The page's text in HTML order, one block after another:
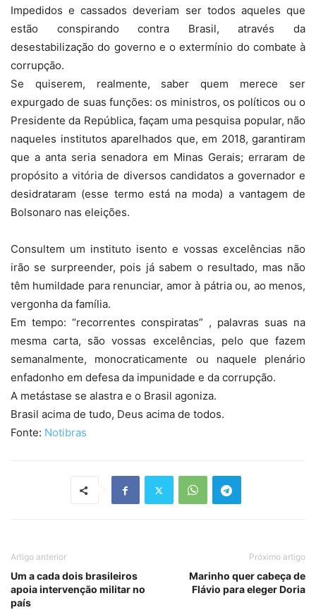
Impedidos e cassados deveriam ser todos aqueles que
estão conspirando contra Brasil, através da
desestabilização do governo e o extermínio do combate à
corrupção.
Se quiserem, realmente, saber quem merece ser
expurgado de suas funções: os ministros, os políticos ou o
Presidente da República, façam uma pesquisa popular, não
naqueles institutos aparelhados que, em 2018, garantiram
que a anta seria senadora em Minas Gerais; erraram de
propósito a vitória de diversos candidatos a governador e
desidrataram (esse termo está na moda) a vantagem de
Bolsonaro nas eleições.
Consultem um instituto isento e vossas excelências não
irão se surpreender, pois já sabem o resultado, mas não
têm humildade para renunciar, amor à pátria ou, ao menos,
vergonha da família.
Em tempo: “recorrentes conspiratas” , palavras suas na
mesma carta, são vossas excelências, pelo que fazem
semanalmente, monocraticamente ou naquele plenário
enfadonho em defesa da impunidade e da corrupção.
A metástase se alastra e o Brasil agoniza.
Brasil acima de tudo, Deus acima de todos.
Fonte: Notibras
Artigo anterior
Um a cada dois brasileiros
apoia intervenção militar no
país
Próximo artigo
Marinho quer cabeça de
Flávio para eleger Doria